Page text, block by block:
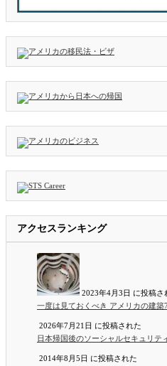
アクセスランキング
2023年4月3日 に投稿さ
一度は見ておくべき アメリカの建築
2026年7月21日 に投稿された
日本帰国後のソーシャルセキュリ
2014年8月5日 に投稿された